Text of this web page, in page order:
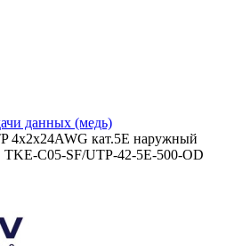
данных (медь)
4х2х24AWG кат.5E наружный
C05-SF/UTP-42-5E-500-OD